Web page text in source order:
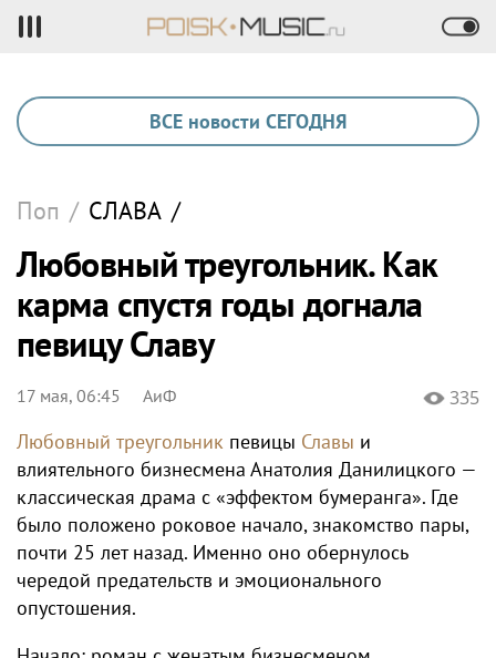
ВСЕ новости СЕГОДНЯ
Поп / СЛАВА /
Любовный треугольник. Как
карма спустя годы догнала
певицу Славу
17 мая, 06:45 АиФ 335
Любовный треугольник певицы Славы и
влиятельного бизнесмена Анатолия Данилицкого —
классическая драма с «эффектом бумеранга». Где
было положено роковое начало, знакомство пары,
почти 25 лет назад. Именно оно обернулось
чередой предательств и эмоционального
опустошения.